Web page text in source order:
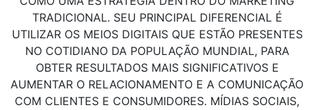
TRADICIONAL. SEU PRINCIPAL DIFERENCIAL É
UTILIZAR OS MEIOS DIGITAIS QUE ESTÃO PRESENTES
NO COTIDIANO DA POPULAÇÃO MUNDIAL, PARA
OBTER RESULTADOS MAIS SIGNIFICATIVOS E
AUMENTAR O RELACIONAMENTO E A COMUNICAÇÃO
COM CLIENTES E CONSUMIDORES. MÍDIAS SOCIAIS,